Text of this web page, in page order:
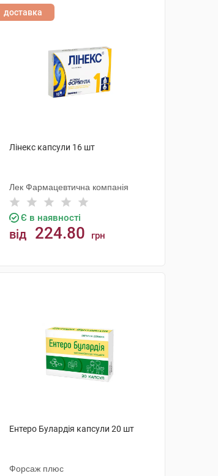
доставка
Лінекс капсули 16 шт
Лек Фармацевтична компанія
Є в наявності
від 224.80 грн
Ентеро Булардія капсули 20 шт
Форсаж плюс